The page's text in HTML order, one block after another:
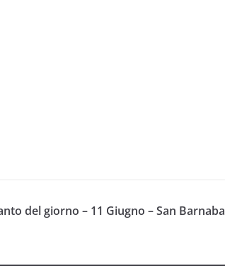
del giorno – 11 Giugno – San Barnaba